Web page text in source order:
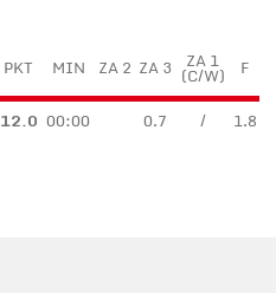
PKT MIN ZA 2 ZA 3 ZA 1
(C/W) F
12.0 00:00 0.7 / 1.8